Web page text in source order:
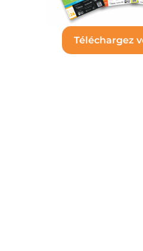
Téléchargez